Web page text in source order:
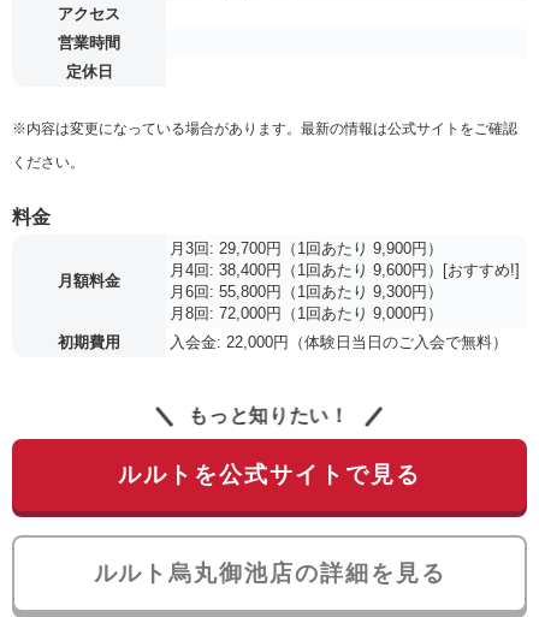
アクセス
営業時間
定休日
※内容は変更になっている場合があります。最新の情報は公式サイトをご確認
ください。
料金
月額料金
月3回: 29,700円（1回あたり 9,900円）
月4回: 38,400円（1回あたり 9,600円）[おすすめ!]
月6回: 55,800円（1回あたり 9,300円）
月8回: 72,000円（1回あたり 9,000円）
初期費用
入会金: 22,000円（体験日当日のご入会で無料）
もっと知りたい！
ルルトを公式サイトで見る
ルルト烏丸御池店の詳細を見る